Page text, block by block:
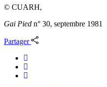
© CUARH,
Gai Pied n° 30, septembre 1981
Partager